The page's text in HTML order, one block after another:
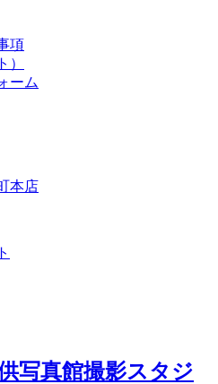
項
）
ーム
本店
写真館撮影スタジ